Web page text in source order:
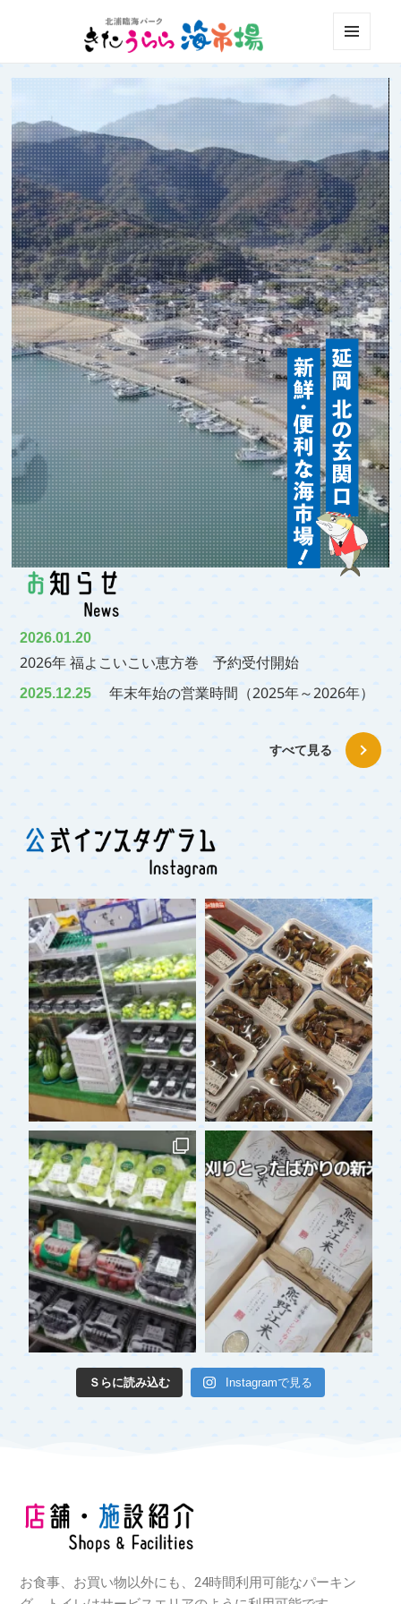
北浦臨海パーク きたうらら海市場
ット
2026.01.20
2026年 福よこいこい恵方巻 予約受付開始
2025.12.25 年末年始の営業時間（2025年～2026年）
すべて見る
Ｓらに読み込む Instagramで見る
お食事、お買い物以外にも、24時間利用可能なパーキン